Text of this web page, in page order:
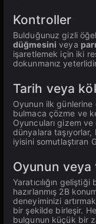
Kontroller
Bulduğunuz gizli
düğmesini veya
işaretlemek için iki
dokunmanız
Tarih veya
Oyunun ilk günlerine
bulmaca çözme ve
Oyuncuları gizem
dünyalara
iyisini somutlaştıran
Oyunun veya
Yaratıcılığın
hazırlanmış 2B
deneyiminizi
bir şekilde birleşir.
bulgunun küçük bir